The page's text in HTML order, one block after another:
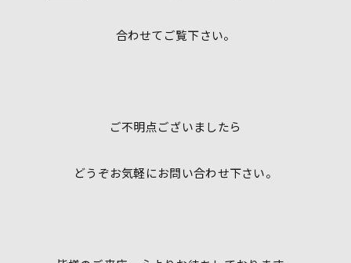
合わせてご覧下さい。
ご不明点ございましたら
どうぞお気軽にお問い合わせ下さい。